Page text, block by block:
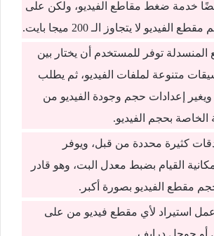
خدمة ضغط مقاطع الفيديو، ولكن على
الفيديو لا يتجاوز الـ 200 ميجا بايت.
المنسدلة توفر للمستخدم أن يختار بين
متنوعة لملفات الفيديو، ثم يطلب
إعدادات حجم وجودة الفيديو من
الخاصة بحجم الفيديو.
كثيرة محددة من قبل، ويوفر
القيام بضبط معدل البت، وهو قادر
مقطع الفيديو بصورة أكبر.
استيراد لأي مقطع فيديو من على